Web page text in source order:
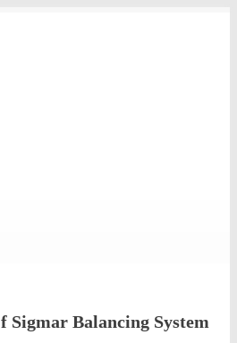
Sigmar Balancing System